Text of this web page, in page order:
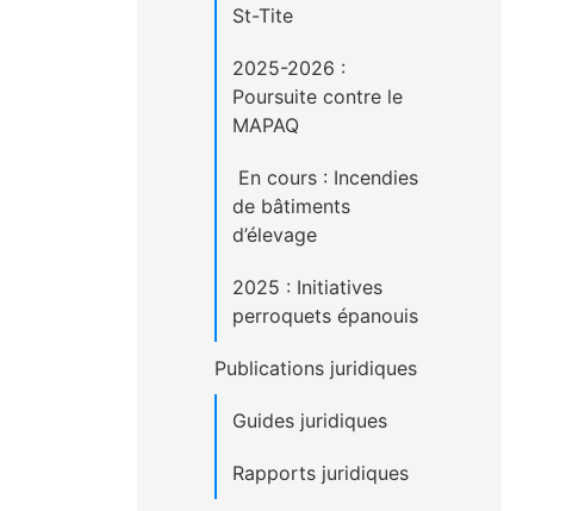
St-Tite
2025-2026 :
Poursuite contre le
MAPAQ
En cours : Incendies
de bâtiments
d’élevage
2025 : Initiatives
perroquets épanouis
Publications juridiques
Guides juridiques
Rapports juridiques